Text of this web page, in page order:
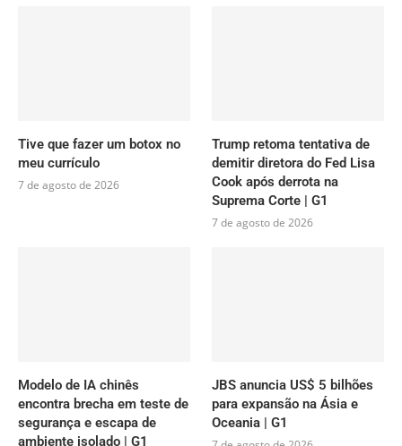
Tive que fazer um botox no
meu currículo
7 de agosto de 2026
Trump retoma tentativa de
demitir diretora do Fed Lisa
Cook após derrota na
Suprema Corte | G1
7 de agosto de 2026
Modelo de IA chinês
encontra brecha em teste de
segurança e escapa de
ambiente isolado | G1
JBS anuncia US$ 5 bilhões
para expansão na Ásia e
Oceania | G1